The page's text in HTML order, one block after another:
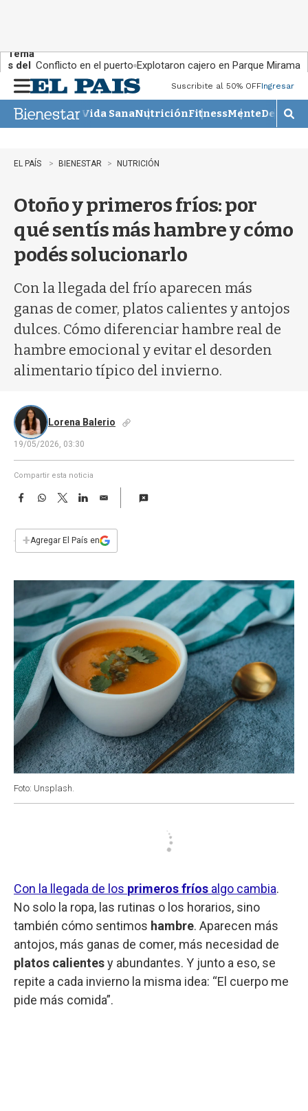
Tema
s del
día:
Conflicto en el puerto Explotaron cajero en Parque Miramar
n
u
Suscribite al 50% OFFIngresar
Vida SanaNutriciónFitnessMente
M
o
�
a
EL PAÍS BIENESTAR NUTRICIÓN
Otoño y primeros fríos: por
qué sentís más hambre y cómo
podés solucionarlo
Con la llegada del frío aparecen más
ganas de comer, platos calientes y antojos
dulces. Cómo diferenciar hambre real de
hambre emocional y evitar el desorden
alimentario típico del invierno.
Lorena Balerio
19/05/2026, 03:30
Compartir esta noticia
F
e
b
W
s
T
w
t
L
n
E
i
l
+Agregar El País en
Foto: Unsplash.
Con la llegada de los primeros fríos algo cambia.
No solo la ropa, las rutinas o los horarios, sino
también cómo sentimos hambre. Aparecen más
antojos, más ganas de comer, más necesidad de
platos calientesy abundantes. Y junto a eso, se
repite a cada invierno la misma idea: “El cuerpo me
pide más comida”.